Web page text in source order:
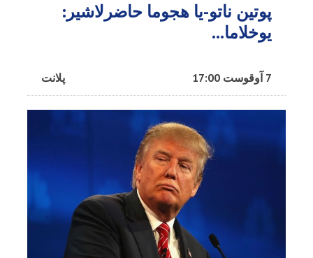
پوتین ناتو-یا هجوما حاضرلاشیر:
یوخلاما...
پلانت 7 آوقوست 17:00